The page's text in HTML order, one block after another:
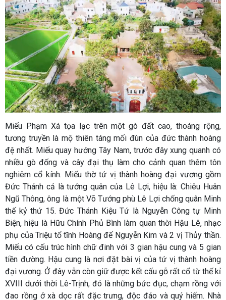
Miếu Phạm Xá tọa lạc trên một gò đất cao, thoáng rộng,
tương truyền là mộ thiên táng mối đùn của đức thành hoàng
đệ nhất. Miếu quay hướng Tây Nam, trước đây xung quanh có
nhiều gò đống và cây đại thụ làm cho cảnh quan thêm tôn
nghiêm cổ kính. Miếu thờ tứ vị thành hoàng đại vương gồm
Đức Thánh cả là tướng quân của Lê Lợi, hiệu là: Chiêu Huân
Ngũ Thông, ông là một Võ Tướng phù Lê Lợi chống quân Minh
thế kỷ thứ 15. Đức Thánh Kiệu Tứ là Nguyễn Công tự Minh
Biện, hiệu là Hữu Chính Phủ Bình làm quan thời Hậu Lê, nhạc
phụ của Triệu tổ tĩnh Hoàng đế Nguyễn Kim và 2 vị Thủy thần.
Miếu có cấu trúc hình chữ đinh với 3 gian hậu cung và 5 gian
tiền đường. Hậu cung là nơi đặt bài vị của tứ vị thành hoàng
đại vương. Ở đây vẫn còn giữ được kết cấu gỗ rất cổ từ thế kỉ
XVIII dưới thời Lê-Trịnh, đó là những bức đục, chạm rồng với
đao rồng ở xà dọc rất đặc trưng, độc đáo và quý hiếm. Nhà